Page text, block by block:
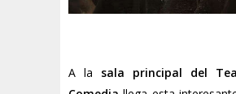
A la sala principal del